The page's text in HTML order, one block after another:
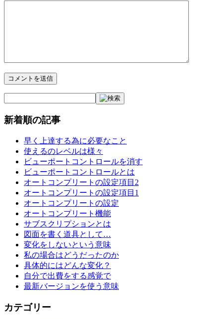
新着順の記事
早く上達する為に必要なこと
使えるのレベルは様々
ビューポートコントロールを消す
ビューポートコントロールとは
オートコンプリートの設定項目2
オートコンプリートの設定項目1
オートコンプリートの設定
オートコンプリート機能
サブスクリプションとは
図面を書く道具として…
変化をしないという意味
私の場合はどうだったのか
具体的にはどんな変化？
自分で出費をする感覚で
最新バージョンを使う意味
カテゴリー